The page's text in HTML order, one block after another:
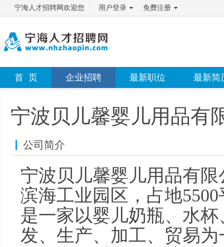
宁海人才招聘网欢迎您 用户登录 免费注册
首 页 企业招聘 最新职位 最新简
宁波贝儿馨婴儿用品有
公司简介
宁波贝儿馨婴儿用品有
滨海工业园区，占地
是一家以婴儿奶瓶、水
发、生产、加工、贸易